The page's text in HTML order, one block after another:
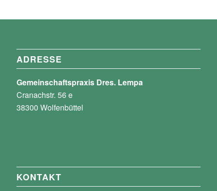
ADRESSE
Gemeinschaftspraxis Dres. Lempa
Cranachstr. 56 e
38300 Wolfenbüttel
KONTAKT